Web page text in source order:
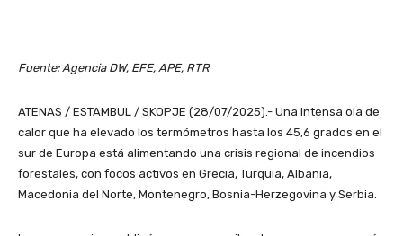
Fuente: Agencia DW, EFE, APE, RTR
ATENAS / ESTAMBUL / SKOPJE (28/07/2025).- Una intensa ola de
calor que ha elevado los termómetros hasta los 45,6 grados en el
sur de Europa está alimentando una crisis regional de incendios
forestales, con focos activos en Grecia, Turquía, Albania,
Macedonia del Norte, Montenegro, Bosnia-Herzegovina y Serbia.